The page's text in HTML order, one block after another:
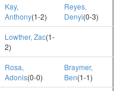
Kay,
Anthony(1-2)
Reyes,
Denyi(0-3)
Lowther, Zac(1-
2)
Rosa,
Adonis(0-0)
Braymer,
Ben(1-1)